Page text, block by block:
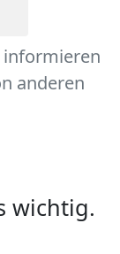
informieren
anderen
wichtig.